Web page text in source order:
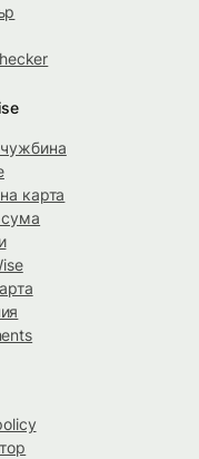
карта